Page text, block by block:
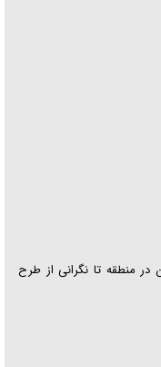
در منطقه تا نگرانی از طرح